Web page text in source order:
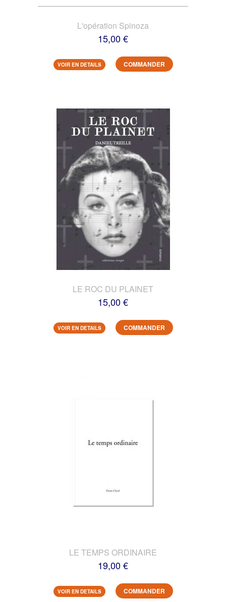
L'opération Spinoza
15,00 €
VOIR EN DETAILS COMMANDER
LE ROC DU PLAINET
15,00 €
VOIR EN DETAILS COMMANDER
LE TEMPS ORDINAIRE
19,00 €
VOIR EN DETAILS COMMANDER